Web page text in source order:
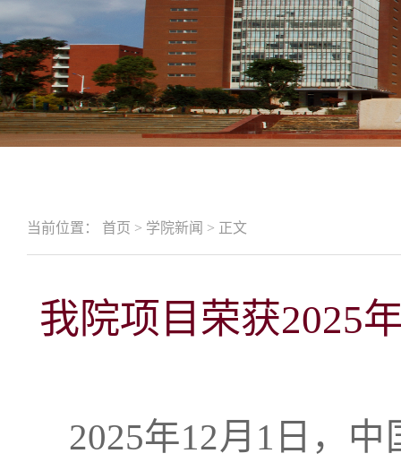
当前位置： 首页 > 学院新闻 > 正文
我院项目荣获2025
2025年12月1日，